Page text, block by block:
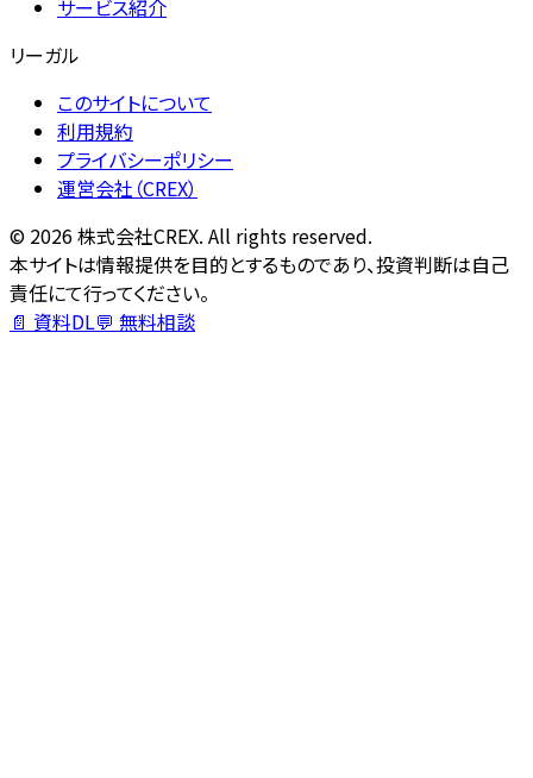
サービス紹介
リーガル
このサイトについて
利用規約
プライバシーポリシー
運営会社（CREX）
© 2026株式会社CREX. All rights reserved.
本サイトは情報提供を目的とするものであり、投資判断は自己
責任にて行ってください。
📄 資料DL💬 無料相談